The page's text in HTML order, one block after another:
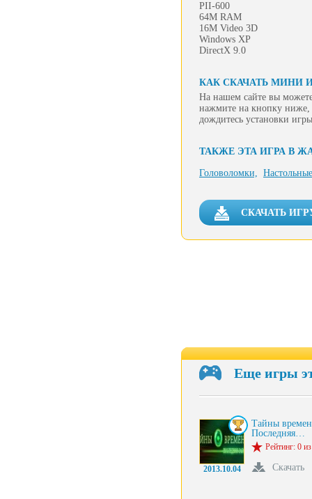
PII-600
64M RAM
16M Video 3D
Windows XP
DirectX 9.0
КАК СКАЧАТЬ МИНИ
На нашем сайте вы
нажмите на кнопку ниже,
дождитесь установки
ТАКЖЕ ЭТА ИГРА В
Головоломки,
СКАЧАТЬ
Еще игры
2013.10.04
Тайны
Последняя…
Рейтинг: 0
Скачать